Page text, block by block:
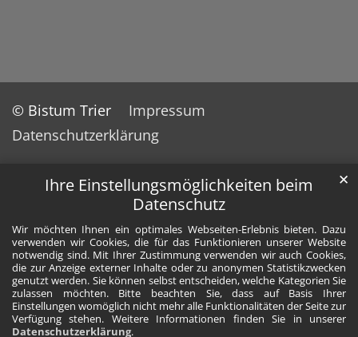
Ihre Einstellungsmöglichkeiten beim
Datenschutz
Wir möchten Ihnen ein optimales Webseiten-Erlebnis bieten. Dazu
verwenden wir Cookies, die für das Funktionieren unserer Website
notwendig sind. Mit Ihrer Zustimmung verwenden wir auch Cookies,
die zur Anzeige externer Inhalte oder zu anonymen Statistikzwecken
genutzt werden. Sie können selbst entscheiden, welche Kategorien Sie
zulassen möchten. Bitte beachten Sie, dass auf Basis Ihrer
Einstellungen womöglich nicht mehr alle Funktionalitäten der Seite zur
Verfügung stehen. Weitere Informationen finden Sie in unserer
Datenschutzerklärung.
✕
© Bistum Trier
Impressum
Datenschutzerklärung